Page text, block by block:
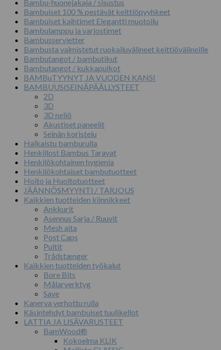
Bambu-huonejakaja / sisustus
Bambuiset 100 % pestävät keittiöpyyhkeet
Bambuiset kaihtimet Elegantti muotoilu
Bambulamppu ja varjostimet
Bambusservietter
Bambusta valmistetut ruokailuvälineet keittiövälineille
Bambutangot / bambutikut
Bambutangot / kukkapuikot
BAMBuTYYNYT JA VUODEN KANSI
BAMBUUSISEINÄPÄÄLLYSTEET
2D
3D
3D neliö
Akustiset paneelit
Seinän koristelu
Halkaistu bamburulla
Henkillost Bambus Taravat
Henkilökohtainen hygienia
Henkilökohtaiset bambutuotteet
Hoito ja Huoltotuotteet
JÄÄNNÖSMYYNTI / TARJOUS
Kaikkien tuotteiden kiinnikkeet
Ankkurit
Asennus Sarja / Ruuvit
Mesh aita
Post Caps
Pultit
Trådstænger
Kaikkien tuotteiden työkalut
Bore Bits
Målarverktyg
Save
Kanerva verhottu rulla
Käsintehdyt bambuiset tuulikellot
LATTIA JA LISÄVARUSTEET
BamWood®
Kokoelma KLIK